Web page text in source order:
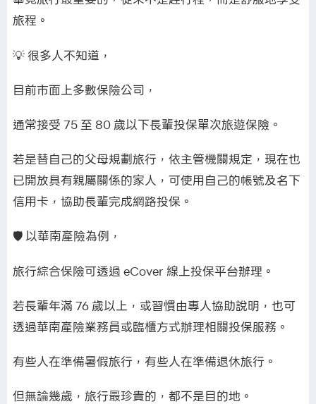
旅程。
💡 很多人不知道，
目前市面上多數保險公司，
通常接受 75 至 80 歲以下長輩投保單次旅遊保險。
若是替自己的父母規劃旅行，依主管機關規定，現在也
已開放具有親屬關係的家人，可使用自己的帳號及名下
信用卡，協助長輩完成網路投保。
🛡️ 以華南產險為例，
旅行綜合保險可透過 eCover 線上投保平台辦理。
若長輩年滿 76 歲以上，或習慣由專人協助說明，也可
透過華南產險業務員或臨櫃方式辦理相關投保服務。
有些人在準備暑假旅行，有些人在準備退休旅行。
但無論幾歲，旅行最珍貴的，都不是目的地。